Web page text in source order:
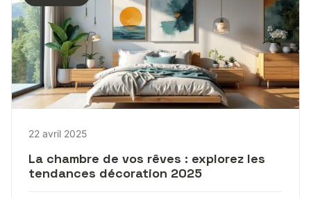
22 avril 2025
La chambre de vos rêves : explorez les
tendances décoration 2025